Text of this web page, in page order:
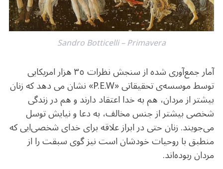
Sandro Botticelli – Primavera
آمار جمع‌آوری شده از سنجش نظرات ٣٥ هزار امریکایی
توسط موسسه‌ی تحقیقاتی «P.E.W» نشان می دهد که زنان
بیشتر از مردان، هم به خدا اعتقاد دارند و هم در زندگی
شخصی بیشتر از جنس مخالف، به دعا و نیایش توسل
می‌جویند. زنان حتی در ابراز علاقه برای خدای شخصی‌ایی که
منطبق با روحیات خودشان است نیز گوی سبقت را از
مردان ربوده‌اند.